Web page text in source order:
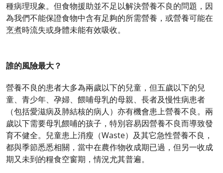
種病理現象。但食物援助並不足以解決營養不良的問題，因
為我們不能保證食物中含有足夠的所需營養，或營養可能在
烹煮時流失或身體未能有效吸收。
誰的風險最大？
營養不良的患者大多為兩歲以下的兒童，但五歲以下的兒
童、青少年、孕婦、餵哺母乳的母親、長者及慢性病患者
（包括愛滋病及肺結核的病人）亦有機會患上營養不良。兩
歲以下需要母乳餵哺的孩子，特別容易因營養不良而導致發
育不健全。兒童患上消瘦（Waste）及其它急性營養不良，
都與季節悉悉相關，當中在農作物收成期已過，但另一收成
期又未到的糧食空窗期，情況尤其普遍。